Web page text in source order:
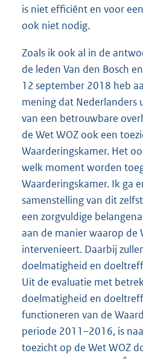
is niet efficiënt en voor
ook niet nodig.
Zoals ik ook al in de
de leden Van den Bosch
12 september 2018 heb
mening dat Nederlanders
van een betrouwbare
de Wet WOZ ook een
Waarderingskamer. Het
welk moment worden
Waarderingskamer. Ik ga
samenstelling van dit
een zorgvuldige
aan de manier waarop de
intervenieert. Daarbij
doelmatigheid en
Uit de evaluatie met
doelmatigheid en
functioneren van de
periode 2011–2016, is
toezicht op de Wet WOZ